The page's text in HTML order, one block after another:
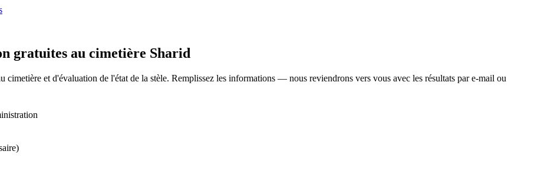
gratuites au cimetière Sharid
cimetière et d'évaluation de l'état de la stèle. Remplissez les informations — nous reviendrons vers vous avec les résultats par e-mail ou